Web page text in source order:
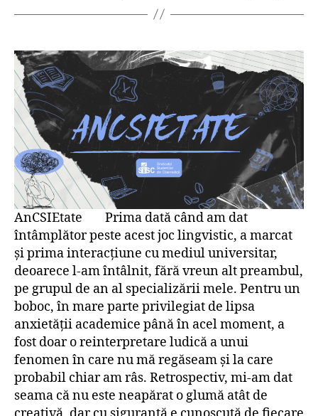
AnCSIEtate Prima dată când am dat
întâmplător peste acest joc lingvistic, a marcat
și prima interacțiune cu mediul universitar,
deoarece l-am întâlnit, fără vreun alt preambul,
pe grupul de an al specializării mele. Pentru un
boboc, în mare parte privilegiat de lipsa
anxietății academice până în acel moment, a
fost doar o reinterpretare ludică a unui
fenomen în care nu mă regăseam și la care
probabil chiar am râs. Retrospectiv, mi-am dat
seama că nu este neapărat o glumă atât de